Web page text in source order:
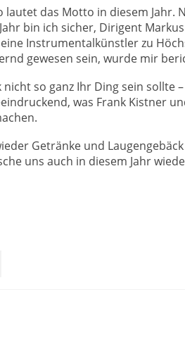
lautet das Motto in diesem
bin ich sicher, Dirigent
Instrumentalkünstler zu
gewesen sein, wurde mir
so ganz Ihr Ding sein sollte
was Frank Kistner
Getränke und
uns auch in diesem Jahr